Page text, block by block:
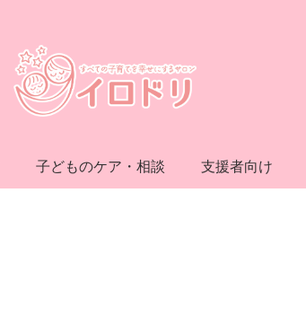
子どものケア・相談 支援者向け